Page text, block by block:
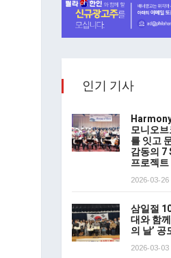
인기 기사
모니오
를 잇고
감동의
프로젝트
2026-03-26
삼일절
대와 함
의 날’
2026-03-03